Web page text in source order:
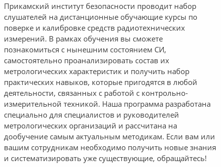
Прикамский институт безопасности проводит набор
слушателей на дистанционные обучающие курсы по
поверке и калибровке средств радиотехнических
измерений. В рамках обучения вы сможете
познакомиться с нынешним состоянием СИ,
самостоятельно проанализировать состав их
метрологических характеристик и получить набор
практических навыков, которые пригодятся в любой
деятельности, связанных с работой с контрольно-
измерительной техникой. Наша программа разработана
специально для специалистов и руководителей
метрологических организаций и рассчитана на
дообучение самым актуальным методикам. Если вам или
вашим сотрудникам необходимо получить новые знания
и систематизировать уже существующие, обращайтесь!